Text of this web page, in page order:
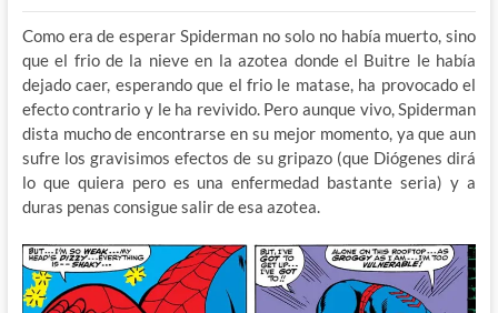
Como era de esperar Spiderman no solo no había muerto, sino
que el frio de la nieve en la azotea donde el Buitre le había
dejado caer, esperando que el frio le matase, ha provocado el
efecto contrario y le ha revivido. Pero aunque vivo, Spiderman
dista mucho de encontrarse en su mejor momento, ya que aun
sufre los gravisimos efectos de su gripazo (que Diógenes dirá
lo que quiera pero es una enfermedad bastante seria) y a
duras penas consigue salir de esa azotea.